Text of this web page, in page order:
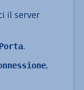
il server
Porta.
,